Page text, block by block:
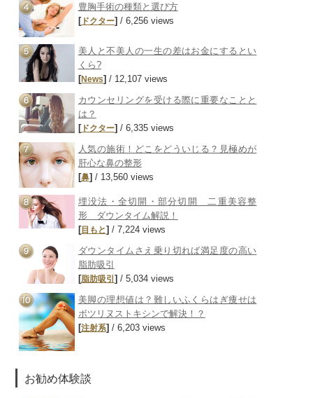
豊胸手術の種類と選び方
[ドクター] / 6,256 views
美人と不美人の一生の差はお金にするとい
くら?
[News] / 12,107 views
カウンセリングを受ける際に重要なことと
は？
[ドクター] / 6,335 views
人気の施術！どこをどういじる？見極めが
肝心な鼻の整形
[鼻] / 13,560 views
埋没法・全切開・部分切開 二重美容整
形 ダウンタイム解説！
[目もと] / 7,224 views
ダウンタイムさえ乗り切れば満足度の高い
脂肪吸引
[脂肪吸引 ] / 5,034 views
美脚の理想値は？難しいふくらはぎ痩せは
ボツリヌストキシンで解決！？
[注射系] / 6,203 views
お勧め体験談